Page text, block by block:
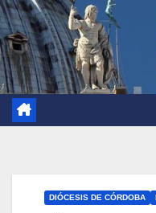
DIÓCESIS DE CÓRDOBA